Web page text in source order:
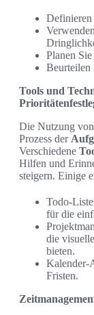
Definieren
Planen
Beurteilen
Tools und
Die Nutzung
Prozess der
Verschiedene
Hilfen und
steigern. Einige
Todo-
für die
die
bieten.
Kalender-
Fristen.